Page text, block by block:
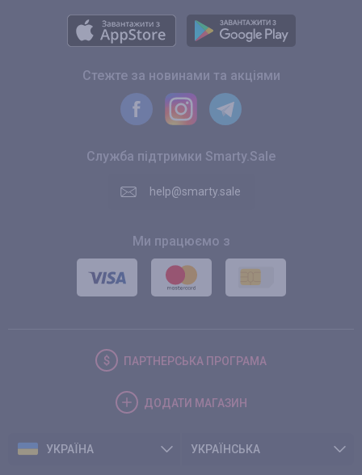
Стежте за новинами та акціями
Служба підтримки Smarty.Sale
help@smarty.sale
Ми працюємо з
ПАРТНЕРСЬКА ПРОГРАМА
ДОДАТИ МАГАЗИН
УКРАЇНА УКРАЇНСЬКА